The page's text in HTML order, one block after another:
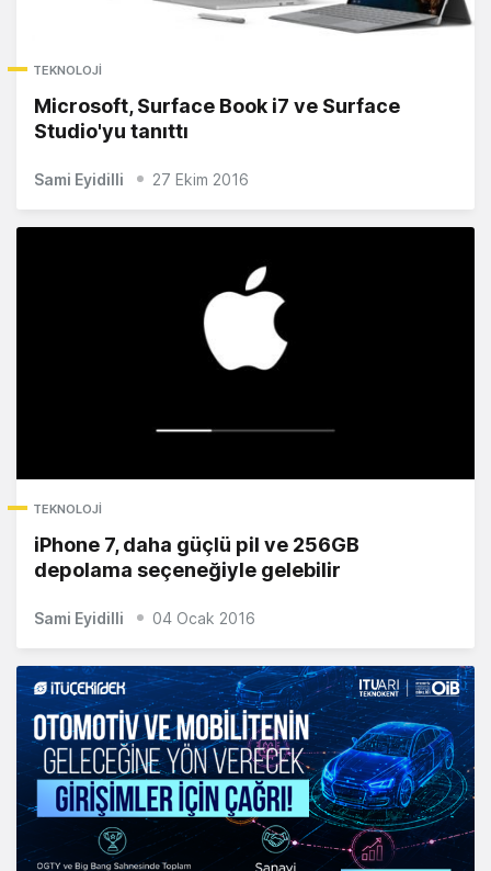
TEKNOLOJI
Microsoft, Surface Book i7 ve Surface
Studio'yu tanıttı
Sami Eyidilli 27 Ekim 2016
TEKNOLOJI
iPhone 7, daha güçlü pil ve 256GB
depolama seçeneğiyle gelebilir
Sami Eyidilli 04 Ocak 2016